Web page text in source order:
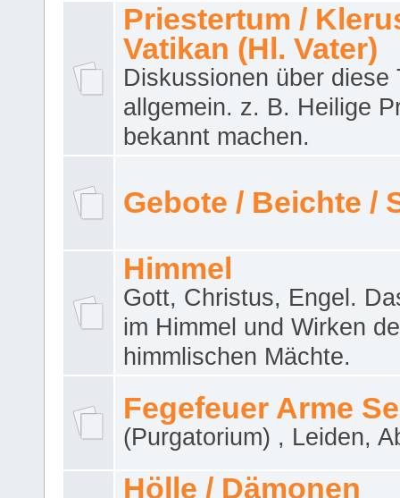
Priestertum /
Vatikan (Hl. Vater)
Diskussionen über diese
allgemein. z. B. Heilige
bekannt machen.
Gebote / Beichte /
Himmel
Gott, Christus, Engel.
im Himmel und Wirken
himmlischen Mächte.
Fegefeuer Arme
(Purgatorium) , Leiden,
Hölle / Dämonen